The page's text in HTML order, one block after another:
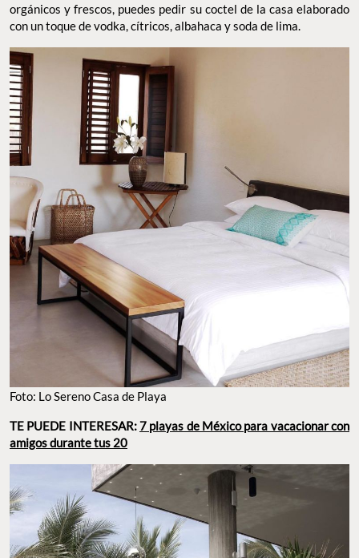
orgánicos y frescos, puedes pedir su coctel de la casa elaborado
con un toque de vodka, cítricos, albahaca y soda de lima.
Foto: Lo Sereno Casa de Playa
TE PUEDE INTERESAR:7 playas de México para vacacionar con
amigos durante tus 20